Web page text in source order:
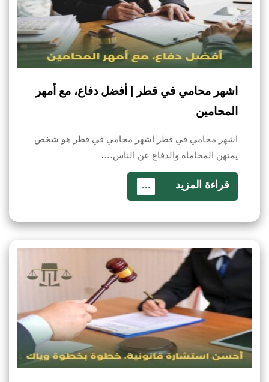
اشهر محامي في قطر | أفضل دفاع، مع أمهر
المحامين
اشهر محامي في قطر اشهر محامي في قطر هو شخص
يمتهن المحاماة والدفاع عن الناس،…
قراءة المزيد ...